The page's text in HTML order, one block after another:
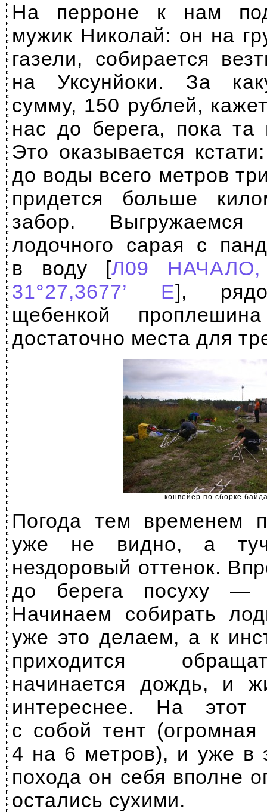
На перроне к нам
мужик Николай: он на
газели, собирается
на Уксунйоки. За
сумму, 150 рублей,
нас до берега, пока та
Это оказывается
до воды всего метров
придется больше
забор.
лодочного сарая с
в воду [Л09 НАЧАЛО,
31°27,3677’ E],
щебенкой
достаточно места для
конвейер по сборке
Погода тем временем
уже не видно, а
нездоровый оттенок.
до берега посуху —
Начинаем собирать
уже это делаем, а к
приходится
начинается дождь, и
интереснее. На
с собой тент
4 на 6 метров), и уже в
похода он себя вполне
остались сухими.